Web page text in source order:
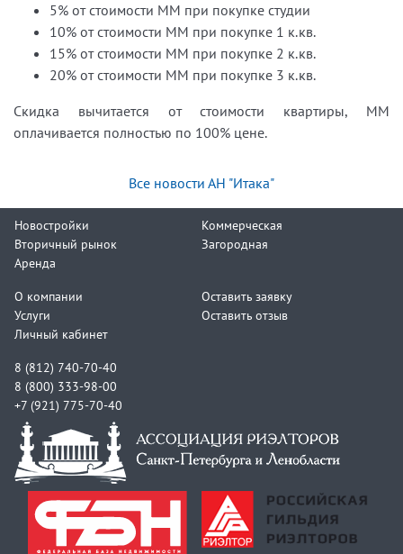
5% от стоимости ММ при покупке студии
10% от стоимости ММ при покупке 1 к.кв.
15% от стоимости ММ при покупке 2 к.кв.
20% от стоимости ММ при покупке 3 к.кв.
Скидка вычитается от стоимости квартиры, ММ
оплачивается полностью по 100% цене.
Все новости АН "Итака"
Новостройки
Вторичный рынок
Аренда
Коммерческая
Загородная
О компании
Услуги
Личный кабинет
Оставить заявку
Оставить отзыв
8 (812) 740-70-40
8 (800) 333-98-00
+7 (921) 775-70-40